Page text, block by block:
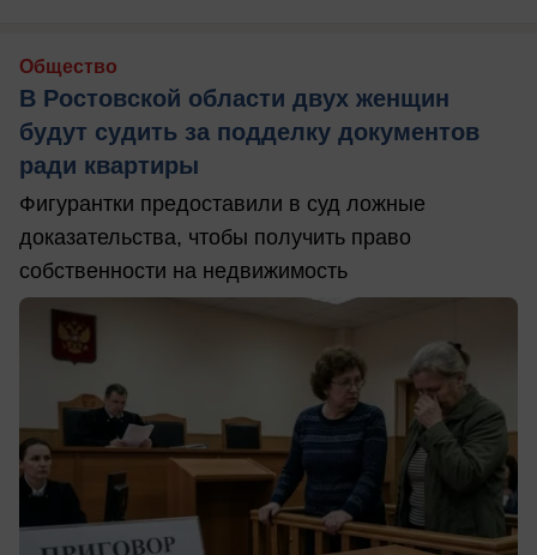
Общество
В Ростовской области двух женщин
будут судить за подделку документов
ради квартиры
Фигурантки предоставили в суд ложные
доказательства, чтобы получить право
собственности на недвижимость